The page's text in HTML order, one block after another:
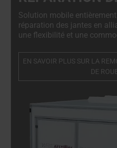
Solution mobile
réparation des jantes en
une flexibilité et une
techniciens d'effectuer des
qualité directement sur
temps d'arrêt et en
EN SAVOIR PLUS SUR LA
DE